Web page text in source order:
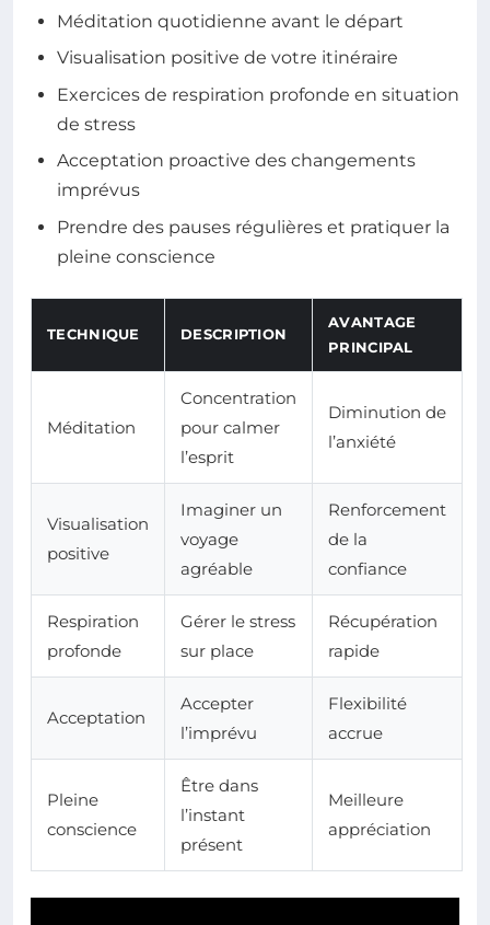
Méditation quotidienne avant le départ
Visualisation positive de votre itinéraire
Exercices de respiration profonde en situation
de stress
Acceptation proactive des changements
imprévus
Prendre des pauses régulières et pratiquer la
pleine conscience
TECHNIQUE DESCRIPTION
AVANTAGE
PRINCIPAL
Méditation
Concentration
pour calmer
l’esprit
Diminution de
l’anxiété
Visualisation
positive
Imaginer un
voyage
agréable
Renforcement
de la
confiance
Respiration
profonde
Gérer le stress
sur place
Récupération
rapide
Acceptation
Accepter
l’imprévu
Flexibilité
accrue
Pleine
conscience
Être dans
l’instant
présent
Meilleure
appréciation